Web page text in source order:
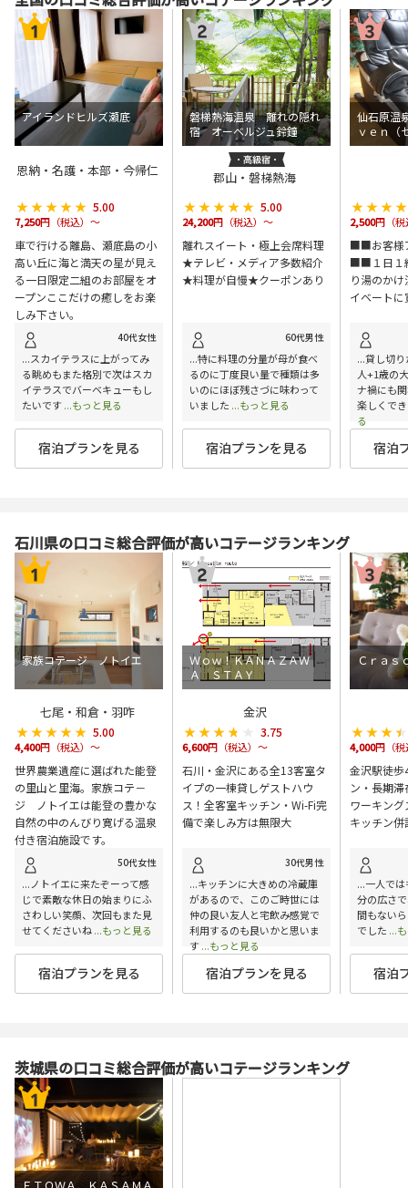
アイランドヒルズ瀬底
恩納・名護・本部・今帰仁
★★★★★
★★★★★ 5.00
7,250円（税込）～
車で行ける離島、瀬底島の小
高い丘に海と満天の星が見え
る一日限定二組のお部屋をオ
ープンここだけの癒しをお楽
しみ下さい。
40代女性
...スカイテラスに上がってみ
る眺めもまた格別で次はスカ
イテラスでバーベキューもし
たいです ...もっと見る
宿泊プランを見る
磐梯熱海温泉 離れの隠れ
宿 オーベルジュ鈴鐘
郡山・磐梯熱海
★★★★★
★★★★★ 5.00
24,200円（税込）～
離れスイート・極上会席料理
★テレビ・メディア多数紹介
★料理が自慢★クーポンあり
60代男性
...特に料理の分量が母が食べ
るのに丁度良い量で種類は多
いのにほぼ残さづに味わって
いました ...もっと見る
宿泊プランを見る
仙石原
ｖｅｎ（
2,500円（
■■お客様
■■１日１
り湯のか
イベート
...貸し切
人+1歳の
ナ禍にも
楽しくで
る
宿泊
石川県の口コミ総合評価が高いコテージランキング
家族コテージ ノトイエ
七尾・和倉・羽咋
★★★★★
★★★★★ 5.00
4,400円（税込）～
世界農業遺産に選ばれた能登
の里山と里海。家族コテ－
ジ ノトイエは能登の豊かな
自然の中のんびり寛げる温泉
付き宿泊施設です。
50代女性
...ノトイエに来たぞーって感
じで素敵な休日の始まりにふ
さわしい笑顔、次回もまた見
せてくださいね...もっと見る
宿泊プランを見る
Ｗｏｗ！ＫＡＮＡＺＡＷ
Ａ ＳＴＡＹ
金沢
★★★★★
★★★★★ 3.75
6,600円（税込）～
石川・金沢にある全13客室タ
イプの一棟貸しゲストハウ
ス！全客室キッチン・Wi-Fi完
備で楽しみ方は無限大
30代男性
...キッチンに大きめの冷蔵庫
があるので、このご時世には
仲の良い友人と宅飲み感覚で
利用するのも良いかと思いま
す...もっと見る
宿泊プランを見る
Ｃｒａ
4,000円（
金沢駅徒
ン・長期
ワーキン
キッチン
...一人で
分の広さ
間もない
でした ...
宿泊
茨城県の口コミ総合評価が高いコテージランキング
ＥＴＯＷＡ ＫＡＳＡＭＡ